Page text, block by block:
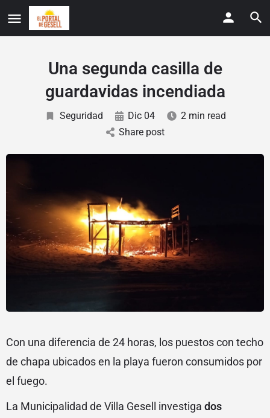
Una segunda casilla de
guardavidas incendiada
Seguridad Dic 04
2 min read
Share post
Con una diferencia de 24 horas, los puestos con techo
de chapa ubicados en la playa fueron consumidos por
el fuego.
La Municipalidad de Villa Gesell investiga dos